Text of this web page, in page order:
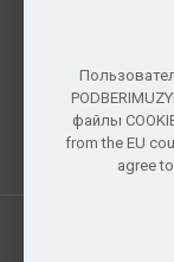
г. Москва,
федеральный
Все права
файлы
from the EU
agree